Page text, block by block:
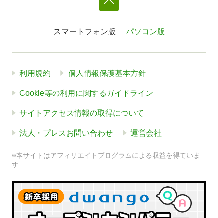
スマートフォン版 パソコン版
利用規約 個人情報保護基本方針
Cookie等の利用に関するガイドライン
サイトアクセス情報の取得について
法人・プレスお問い合わせ 運営会社
※本サイトはアフィリエイトプログラムによる収益を得ていま
す